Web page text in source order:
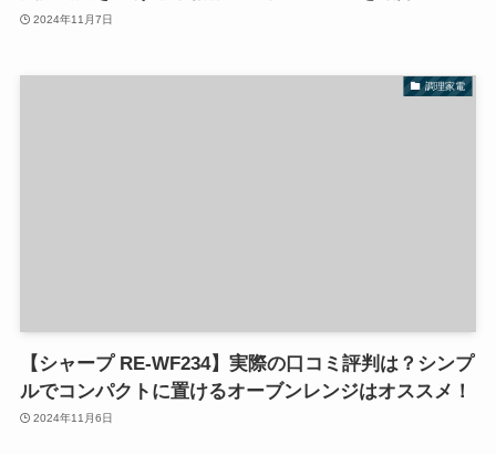
2024年11月7日
調理家電
【シャープ RE-WF234】実際の口コミ評判は？シンプ
ルでコンパクトに置けるオーブンレンジはオススメ！
2024年11月6日